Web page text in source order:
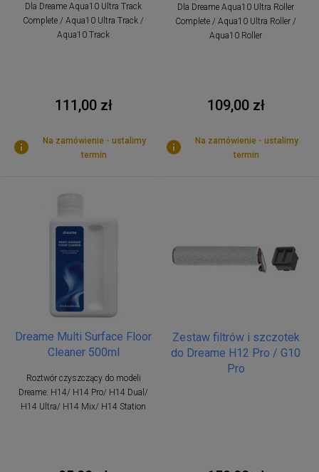
Dla Dreame Aqua10 Ultra Track
Complete / Aqua10 Ultra Track /
Aqua10 Track
111,00 zł
Na zamówienie - ustalimy
termin
Dla Dreame Aqua10 Ultra Roller
Complete / Aqua10 Ultra Roller /
Aqua10 Roller
109,00 zł
Na zamówienie - ustalimy
termin
Dreame Multi Surface Floor
Cleaner 500ml
Roztwór czyszczący do modeli
Dreame: H14/ H14 Pro/ H14 Dual/
H14 Ultra/ H14 Mix/ H14 Station
Zestaw filtrów i szczotek
do Dreame H12 Pro / G10
Pro